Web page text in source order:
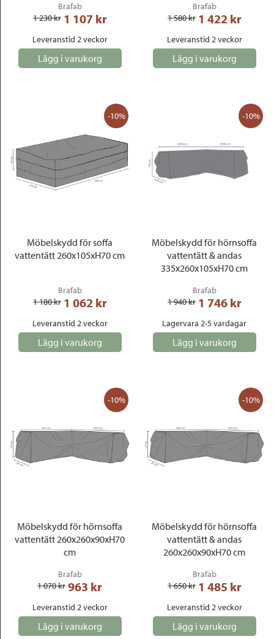
Brafab
1 230 kr 1 107 kr
Leveranstid 2 veckor
Lägg i varukorg
Brafab
1 580 kr 1 422 kr
Leveranstid 2 veckor
Lägg i varukorg
-10%
Möbelskydd för soffa
vattentätt 260x105xH70 cm
Brafab
1 180 kr 1 062 kr
Leveranstid 2 veckor
Lägg i varukorg
-10%
Möbelskydd för hörnsoffa
vattentätt & andas
335x260x105xH70 cm
Brafab
1 940 kr 1 746 kr
Lagervara 2-5 vardagar
Lägg i varukorg
-10%
Möbelskydd för hörnsoffa
vattentätt 260x260x90xH70
cm
Brafab
1 070 kr 963 kr
Leveranstid 2 veckor
Lägg i varukorg
-10%
Möbelskydd för hörnsoffa
vattentätt & andas
260x260x90xH70 cm
Brafab
1 650 kr 1 485 kr
Leveranstid 2 veckor
Lägg i varukorg